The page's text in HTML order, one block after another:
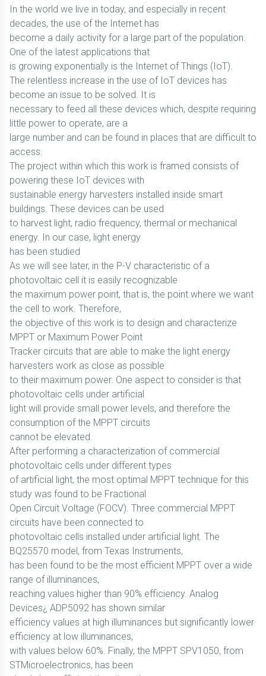
In the world we live in today, and especially in recent
decades, the use of the Internet has
become a daily activity for a large part of the population.
One of the latest applications that
is growing exponentially is the Internet of Things (IoT).
The relentless increase in the use of IoT devices has
become an issue to be solved. It is
necessary to feed all these devices which, despite requiring
little power to operate, are a
large number and can be found in places that are difficult to
access.
The project within which this work is framed consists of
powering these IoT devices with
sustainable energy harvesters installed inside smart
buildings. These devices can be used
to harvest light, radio frequency, thermal or mechanical
energy. In our case, light energy
has been studied
As we will see later, in the P-V characteristic of a
photovoltaic cell it is easily recognizable
the maximum power point, that is, the point where we want
the cell to work. Therefore,
the objective of this work is to design and characterize
MPPT or Maximum Power Point
Tracker circuits that are able to make the light energy
harvesters work as close as possible
to their maximum power. One aspect to consider is that
photovoltaic cells under artificial
light will provide small power levels, and therefore the
consumption of the MPPT circuits
cannot be elevated.
After performing a characterization of commercial
photovoltaic cells under different types
of artificial light, the most optimal MPPT technique for this
study was found to be Fractional
Open Circuit Voltage (FOCV). Three commercial MPPT
circuits have been connected to
photovoltaic cells installed under artificial light. The
BQ25570 model, from Texas Instruments,
has been found to be the most efficient MPPT over a wide
range of illuminances,
reaching values higher than 90% efficiency. Analog
Devices¿ ADP5092 has shown similar
efficiency values at high illuminances but significantly lower
efficiency at low illuminances,
with values below 60%. Finally, the MPPT SPV1050, from
STMicroelectronics, has been